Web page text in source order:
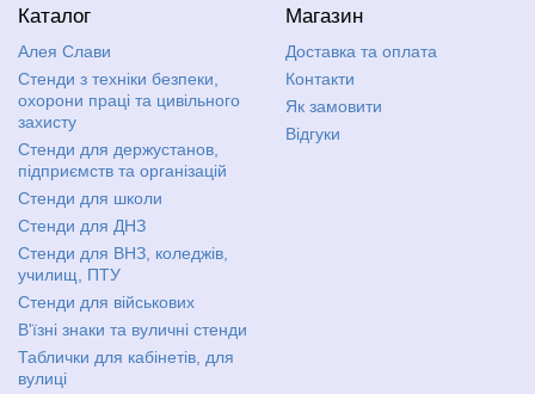
Каталог
Алея Слави
Стенди з техніки безпеки,
охорони праці та цивільного
захисту
Стенди для держустанов,
підприємств та організацій
Стенди для школи
Стенди для ДНЗ
Стенди для ВНЗ, коледжів,
училищ, ПТУ
Стенди для військових
В'їзні знаки та вуличні стенди
Таблички для кабінетів, для
вулиці
Магазин
Доставка та оплата
Контакти
Як замовити
Відгуки